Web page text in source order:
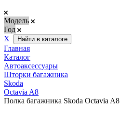
Модель
Год
Х
Найти в каталоге
Главная
Каталог
Автоаксессуары
Шторки багажника
Skoda
Octavia A8
Полка багажника Skoda Octavia A8